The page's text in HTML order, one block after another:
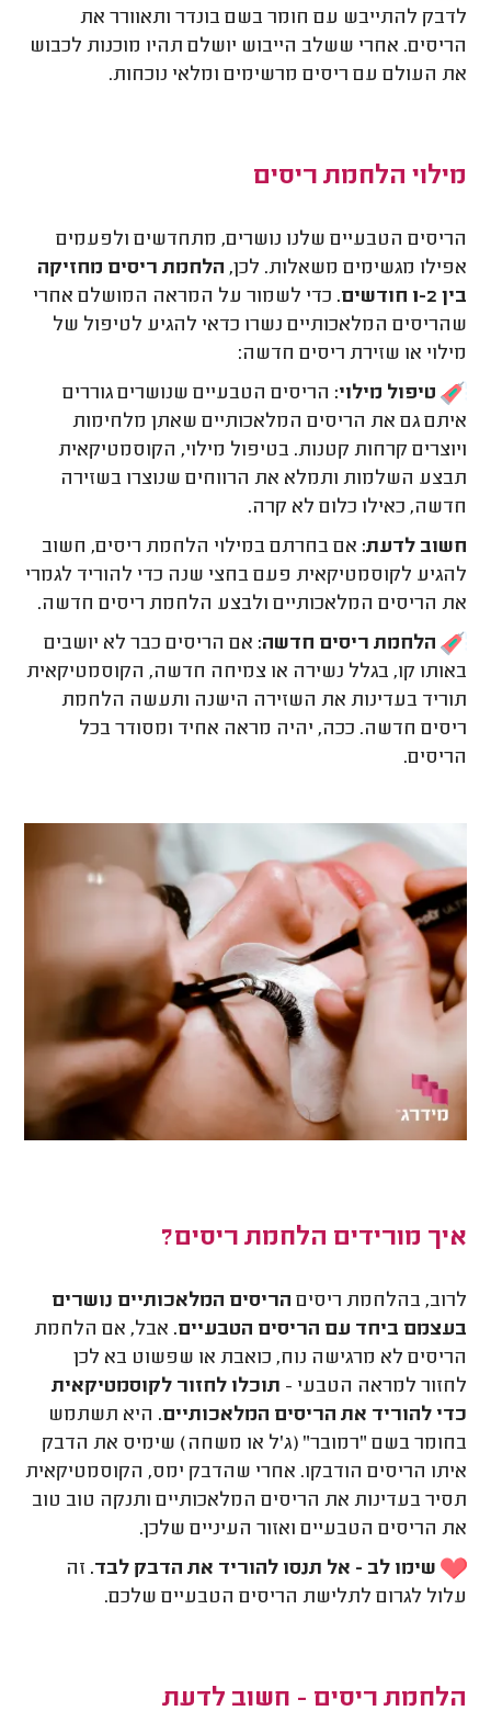
לדבק להתייבש עם חומר בשם בונדר ותאוורר את
הריסים. אחרי ששלב הייבוש יושלם תהיו מוכנות לכבוש
את העולם עם ריסים מרשימים ומלאי נוכחות.
מילוי הלחמת ריסים
הריסים הטבעיים שלנו נושרים, מתחדשים ולפעמים
אפילו מגשימים משאלות. לכן, הלחמת ריסים מחזיקה
בין 1-2 חודשים.
כדי לשמור על המראה המושלם אחרי
שהריסים המלאכותיים נשרו כדאי להגיע לטיפול של
מילוי או שזירת ריסים חדשה:
טיפול מילוי: הריסים הטבעיים שנושרים גוררים
איתם גם את הריסים המלאכותיים שאתן מלחימות
ויוצרים קרחות קטנות. בטיפול מילוי, הקוסמטיקאית
תבצע השלמות ותמלא את הרווחים שנוצרו בשזירה
חדשה, כאילו כלום לא קרה.
חשוב לדעת: אם בחרתם במילוי הלחמת ריסים, חשוב
להגיע לקוסמטיקאית פעם בחצי שנה כדי להוריד לגמרי
את הריסים המלאכותיים ולבצע הלחמת ריסים חדשה.
הלחמת ריסים חדשה: אם הריסים כבר לא יושבים
באותו קו, בגלל נשירה או צמיחה חדשה, הקוסמטיקאית
תוריד בעדינות את השזירה הישנה ותעשה הלחמת
ריסים חדשה. ככה, יהיה מראה אחיד ומסודר בכל
הריסים.
איך מורידים הלחמת ריסים?
לרוב, בהלחמת ריסים הריסים המלאכותיים נושרים
בעצמם ביחד עם הריסים הטבעיים. אבל, אם הלחמת
הריסים לא מרגישה נוח, כואבת או שפשוט בא לכן
לחזור למראה הטבעי - תוכלו לחזור לקוסמטיקאית
כדי להוריד את הריסים המלאכותיים. היא תשתמש
בחומר בשם "רמובר" (ג'ל או משחה) שימיס את הדבק
איתו הריסים הודבקו. אחרי שהדבק ימס, הקוסמטיקאית
תסיר בעדינות את הריסים המלאכותיים ותנקה טוב טוב
את הריסים הטבעיים ואזור העיניים שלכן.
שימו לב - אל תנסו להוריד את הדבק לבד. זה
עלול לגרום לתלישת הריסים הטבעיים שלכם.
הלחמת ריסים - חשוב לדעת